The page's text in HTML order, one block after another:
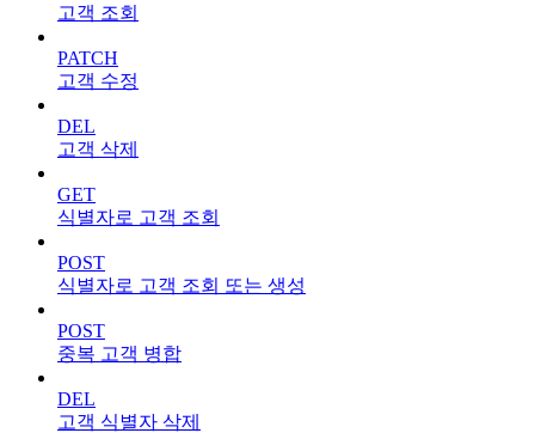
고객 조회
PATCH
고객 수정
DEL
고객 삭제
GET
식별자로 고객 조회
POST
식별자로 고객 조회 또는 생성
POST
중복 고객 병합
DEL
고객 식별자 삭제